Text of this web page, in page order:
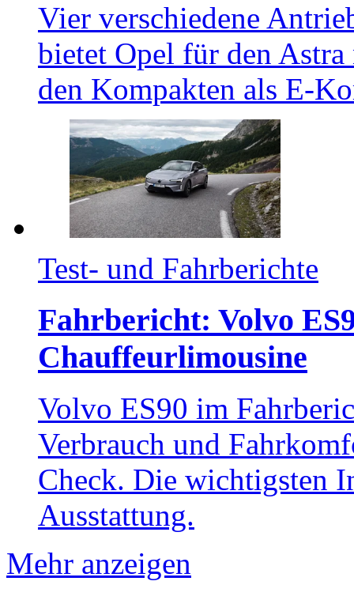
Vier verschiedene
bietet Opel für den
den Kompakten als E-
Test- und Fahrberichte
Fahrbericht: Volvo
Chauffeurlimousine
Volvo ES90 im
Verbrauch und
Check. Die wichtigsten
Ausstattung.
Mehr anzeigen